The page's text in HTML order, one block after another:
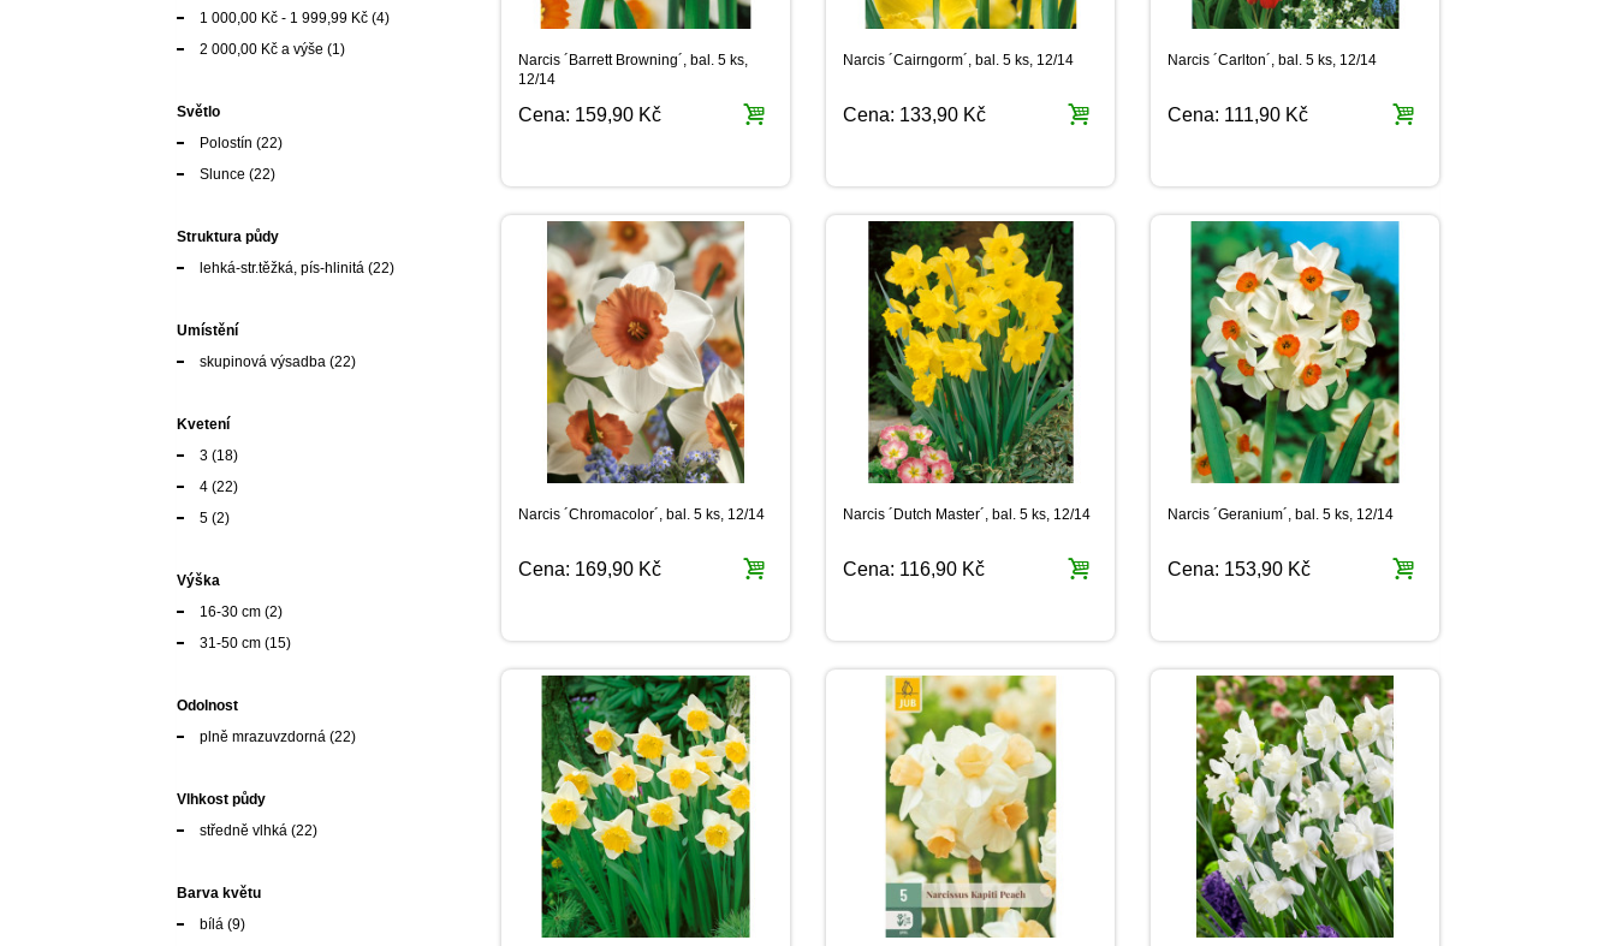
Narcis ´Barrett Browning´, bal. 5 ks,
12/14
Cena: 159,90 Kč
Narcis ´Cairngorm´, bal. 5 ks, 12/14
Cena: 133,90 Kč
Narcis ´Carlton´, bal. 5 ks, 12/14
Cena: 111,90 Kč
Narcis ´Chromacolor´, bal. 5 ks, 12/14
Cena: 169,90 Kč
Narcis ´Dutch Master´, bal. 5 ks, 12/14
Cena: 116,90 Kč
Narcis ´Geranium´, bal. 5 ks, 12/14
Cena: 153,90 Kč
1 000,00 Kč - 1 999,99 Kč (4)
2 000,00 Kč a výše (1)
Světlo
Polostín (22)
Slunce (22)
Struktura půdy
lehká-str.těžká, pís-hlinitá (22)
Umístění
skupinová výsadba (22)
Kvetení
3 (18)
4 (22)
5 (2)
Výška
16-30 cm (2)
31-50 cm (15)
Odolnost
plně mrazuvzdorná (22)
Vlhkost půdy
středně vlhká (22)
Barva květu
bílá (9)